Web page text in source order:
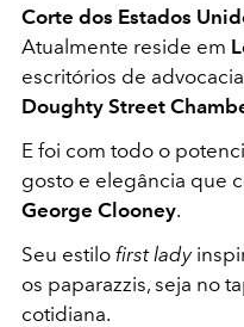
Corte dos Estados
Atualmente reside em
escritórios de
Doughty Street
E foi com todo o
gosto e elegância que
George Clooney.
Seu estilo first lady
os paparazzis, seja no
cotidiana.